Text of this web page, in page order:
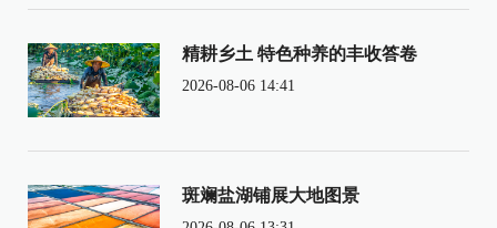
精耕乡土 特色种养的丰收答卷
2026-08-06 14:41
斑斓盐湖铺展大地图景